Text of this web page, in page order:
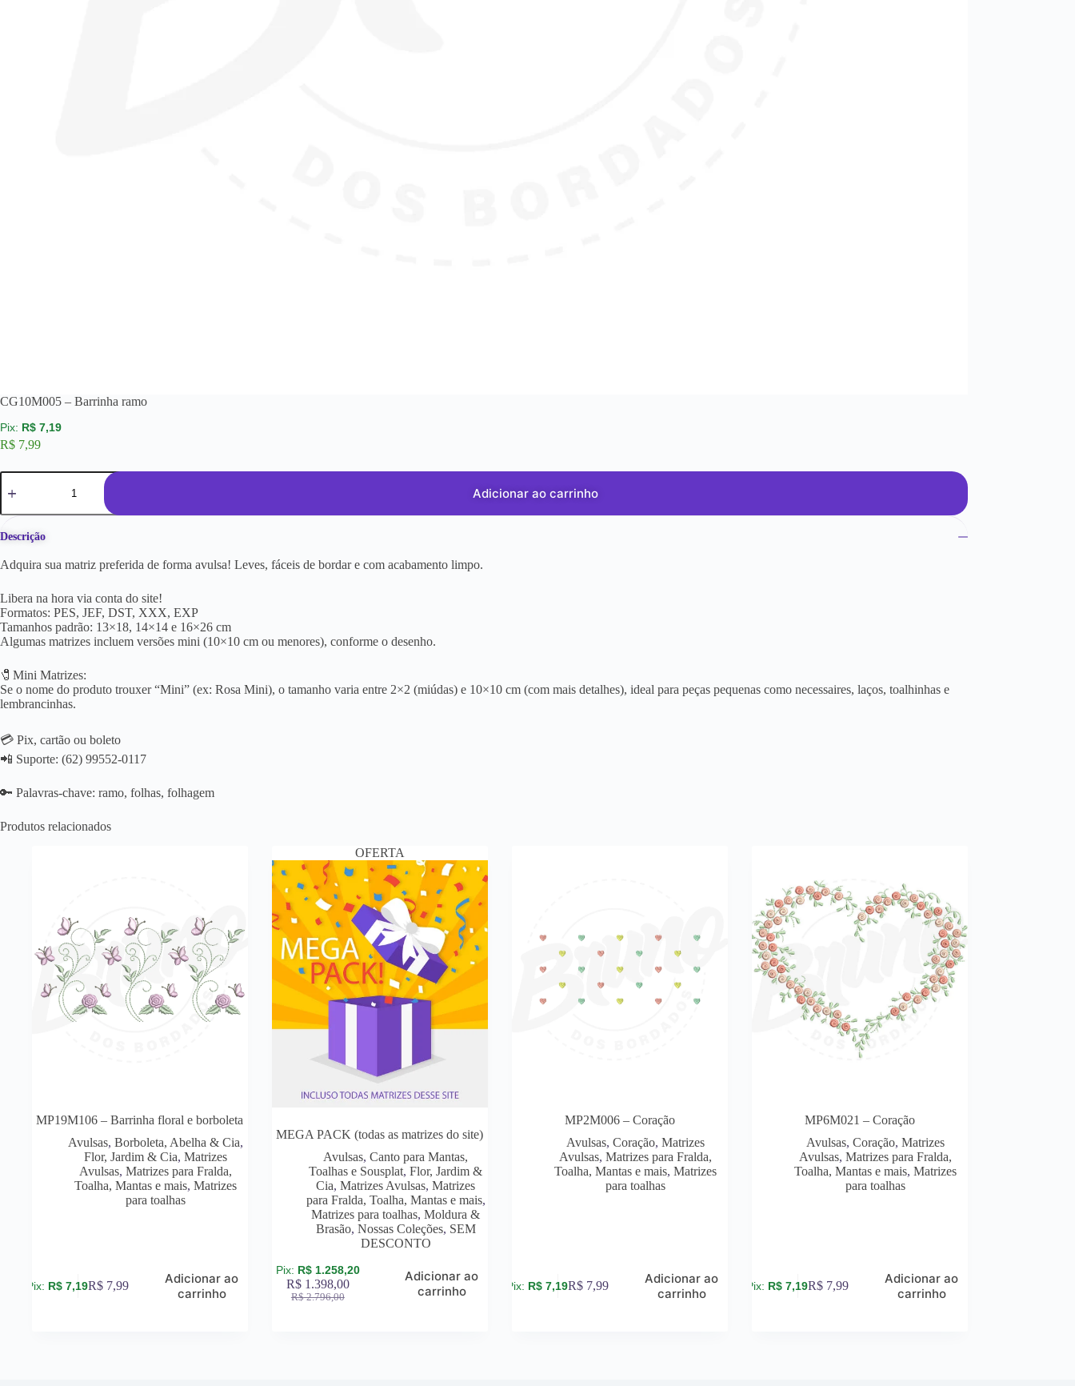
CG10M005 – Barrinha ramo
R$ 7,19
R$ 7,99
Adicionar ao carrinho
Descrição
Adquira sua matriz preferida de forma avulsa! Leves, fáceis de bordar e com acabamento limpo.
Libera na hora via conta do site!
Formatos: PES, JEF, DST, XXX, EXP
Tamanhos padrão: 13×18, 14×14 e 16×26 cm
Algumas matrizes incluem versões mini (10×10 cm ou menores), conforme o desenho.
🧷Mini Matrizes:
Se o nome do produto trouxer “Mini” (ex: Rosa Mini), o tamanho varia entre 2×2 (miúdas) e 10×10 cm (com mais detalhes), ideal para peças pequenas como necessaires, laços, toalhinhas e
lembrancinhas.
💳 Pix, cartão ou boleto
📲 Suporte: (62) 99552-0117
🔑 Palavras-chave: ramo, folhas, folhagem
Produtos relacionados
MP19M106 – Barrinha floral e borboleta
Avulsas,Borboleta, Abelha & Cia,
Flor, Jardim & Cia,Matrizes
Avulsas,Matrizes para Fralda,
Toalha, Mantas e mais,Matrizes
para toalhas
R$ 7,19R$ 7,99
Adicionar ao
carrinho
OFERTA
MEGA PACK (todas as matrizes do site)
Avulsas,Canto para Mantas,
Toalhas e Sousplat,Flor, Jardim &
Cia,Matrizes Avulsas,Matrizes
para Fralda, Toalha, Mantas e mais,
Matrizes para toalhas,Moldura &
Brasão, Nossas Coleções, SEM
DESCONTO
R$1.258,20
R$2.796,00
R$1.398,00
Adicionar ao
carrinho
MP2M006 – Coração
Avulsas,Coração,Matrizes
Avulsas,Matrizes para Fralda,
Toalha, Mantas e mais,Matrizes
para toalhas
R$ 7,19R$ 7,99
Adicionar ao
carrinho
MP6M021 – Coração
Avulsas,Coração,Matrizes
Avulsas,Matrizes para Fralda,
Toalha, Mantas e mais,Matrizes
para toalhas
R$ 7,19R$ 7,99
Adicionar ao
carrinho